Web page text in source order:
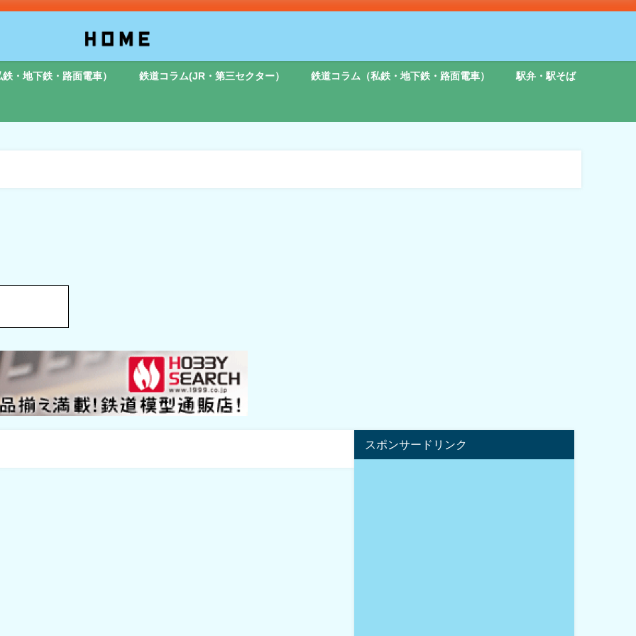
・地下鉄・路面電車） 鉄道コラム(JR・第三セクター） 鉄道コラム（私鉄・地下鉄・路面電車） 駅弁・駅そば
スポンサードリンク